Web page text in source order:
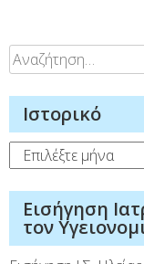
Αναζήτηση
για:
Ιστορικό
Ιστορικό
Εισήγηση
τον